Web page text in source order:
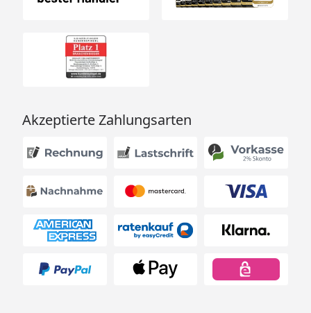
Akzeptierte Zahlungsarten